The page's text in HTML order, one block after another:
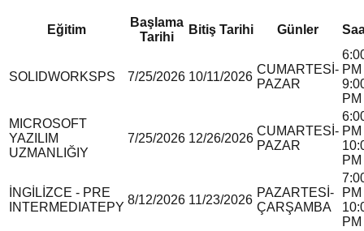
Eğitim
Başlama
Tarihi
Bitiş Tarihi Günler
SOLIDWORKSPS 7/25/2026 10/11/2026
CUMARTESİ-
PAZAR
PM
PM
MICROSOFT
YAZILIM
UZMANLIĞI Y
7/25/2026 12/26/2026
CUMARTESİ-
PAZAR
PM
PM
İNGİLİZCE - PRE
INTERMEDIATEPY
8/12/2026 11/23/2026
PAZARTESİ-
ÇARŞAMBA
PM
PM